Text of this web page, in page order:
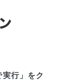
行」をク